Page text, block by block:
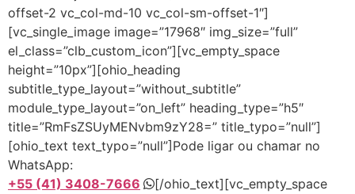
+55 (41) 3408-7666
[/ohio_text][vc_empty_space